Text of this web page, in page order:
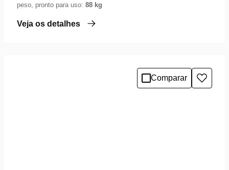
peso, pronto para uso: 88 kg
Veja os detalhes
Comparar
à